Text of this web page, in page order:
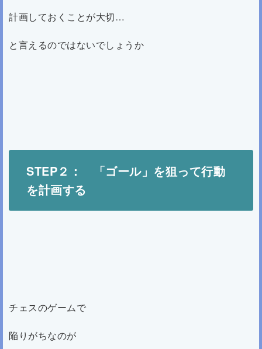
計画しておくことが大切…
と言えるのではないでしょうか
STEP２： 「ゴール」を狙って行動
を計画する
チェスのゲームで
陥りがちなのが